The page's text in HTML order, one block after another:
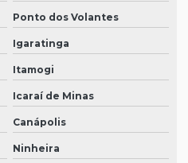
Ponto dos Volantes
Igaratinga
Itamogi
Icaraí de Minas
Canápolis
Ninheira